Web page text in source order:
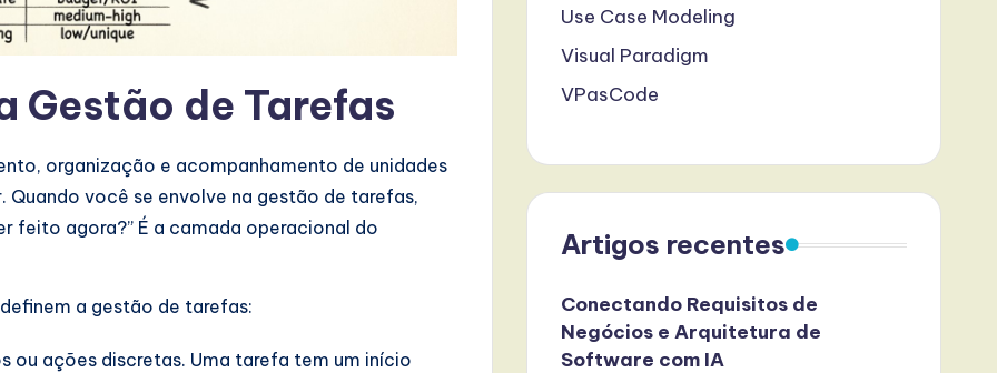
Gestão de Tarefas
organização e acompanhamento de unidades
Quando você se envolve na gestão de tarefas,
feito agora?” É a camada operacional do
a gestão de tarefas:
ou ações discretas. Uma tarefa tem um início
Use Case Modeling
Visual Paradigm
VPasCode
Artigos recentes
Conectando Requisitos de
Negócios e Arquitetura de
Software com IA